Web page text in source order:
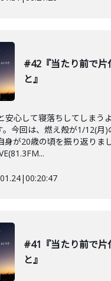
#42『当たり前で片
と』
安心して寝落ちしてしまう
今回は、燃え殻が1/12(月)
身が20歳の頃を振り返りま
|00:20:47
#41『当たり前で片
と』